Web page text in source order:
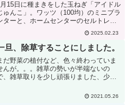
15日に種まきをした玉ねぎ「アイドル
ゅんこ」。ワッツ（100均）のミニプラ
ターと、ホームセンターのセルトレイ
に種まき。育苗中、セルトレイ・ポット
の受け皿として、ダイソーのアルミ深皿
愛用しているのですが、去年より6割く
らい小さくなっ...
2025.02.23
旦、除草することにしました。
だ野菜の植付など、色々終わっていま
んが。。。雑草の勢いが半端ないの
、雑草取りを少し頑張りました、少し
り。 ブロッコリー・サニーレタス・サン
2021.05.26